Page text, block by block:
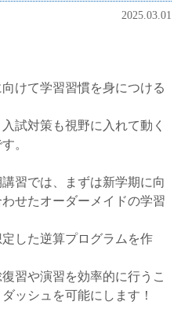
2025.03.01
けて学習習慣を身につける
試対策も視野に入れて動く
。
習では、まずは新学期に向
せたオーダーメイドの学習
した逆算プログラムを作
習や演習を効率的に行うこ
ッシュを可能にします！